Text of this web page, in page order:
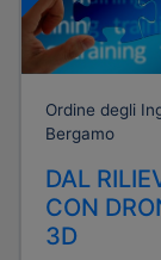
Ordine degli
Bergamo
DAL
CON
3D